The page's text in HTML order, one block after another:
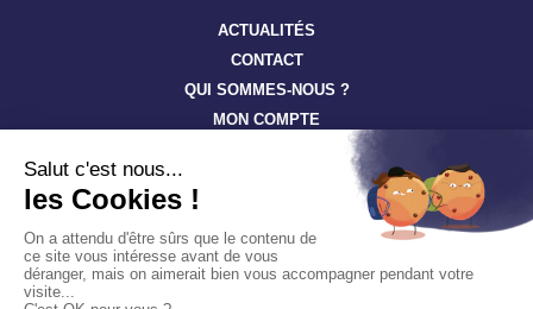
ACTUALITÉS
CONTACT
QUI SOMMES-NOUS ?
MON COMPTE
Suivez toute l’actualité à travers nos newsletters
S'ABONNER